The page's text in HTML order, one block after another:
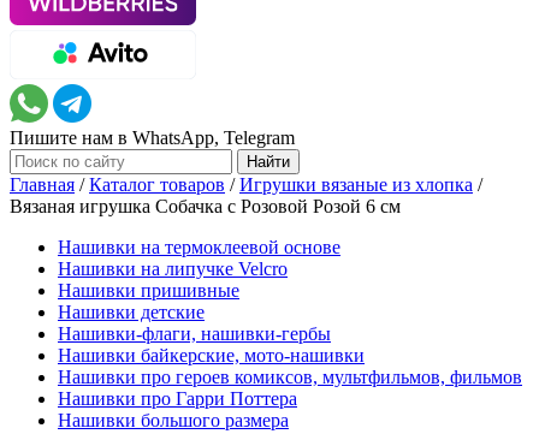
Пишите нам в WhatsApp, Telegram
Главная /Каталог товаров /Игрушки вязаные из хлопка /
Вязаная игрушка Собачка с Розовой Розой 6 см
Нашивки на термоклеевой основе
Нашивки на липучке Velcro
Нашивки пришивные
Нашивки детские
Нашивки-флаги, нашивки-гербы
Нашивки байкерские, мото-нашивки
Нашивки про героев комиксов, мультфильмов, фильмов
Нашивки про Гарри Поттера
Нашивки большого размера